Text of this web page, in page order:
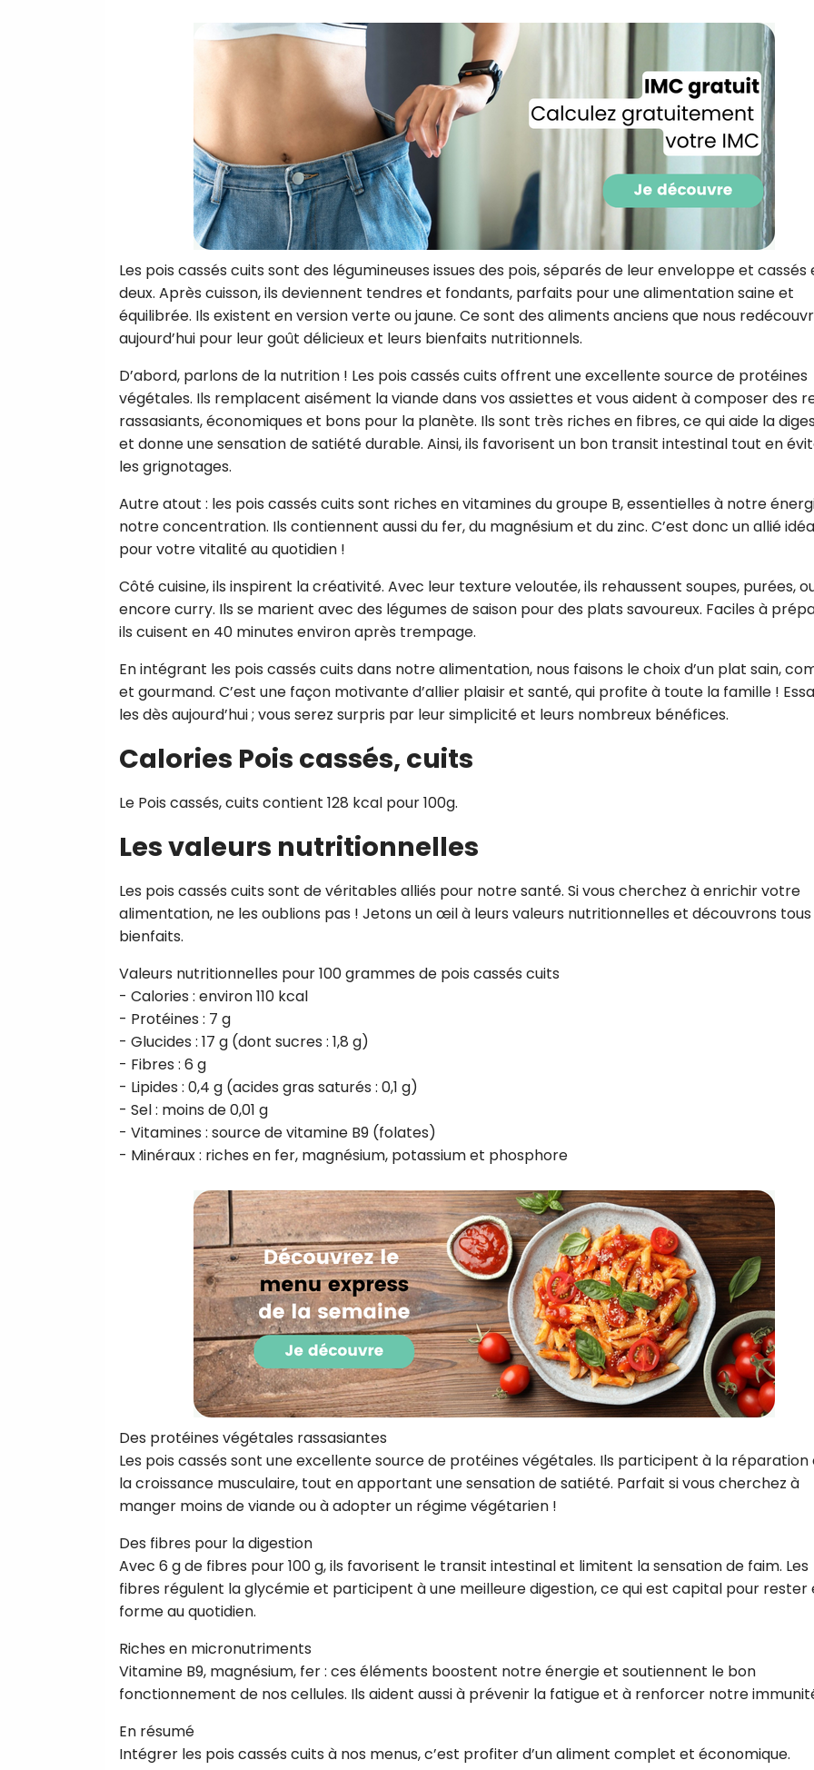
Les pois cassés cuits sont des légumineuses issues des pois, séparés de leur enveloppe et cassés
deux. Après cuisson, ils deviennent tendres et fondants, parfaits pour une alimentation saine et
équilibrée. Ils existent en version verte ou jaune. Ce sont des aliments anciens que nous
aujourd’hui pour leur goût délicieux et leurs bienfaits nutritionnels.
D’abord, parlons de la nutrition ! Les pois cassés cuits offrent une excellente source de protéines
végétales. Ils remplacent aisément la viande dans vos assiettes et vous aident à composer des
rassasiants, économiques et bons pour la planète. Ils sont très riches en fibres, ce qui aide la
et donne une sensation de satiété durable. Ainsi, ils favorisent un bon transit intestinal tout en
les grignotages.
Autre atout : les pois cassés cuits sont riches en vitamines du groupe B, essentielles à notre
notre concentration. Ils contiennent aussi du fer, du magnésium et du zinc. C’est donc un allié
pour votre vitalité au quotidien !
Côté cuisine, ils inspirent la créativité. Avec leur texture veloutée, ils rehaussent soupes, purées,
encore curry. Ils se marient avec des légumes de saison pour des plats savoureux. Faciles à
ils cuisent en 40 minutes environ après trempage.
En intégrant les pois cassés cuits dans notre alimentation, nous faisons le choix d’un plat sain,
et gourmand. C’est une façon motivante d’allier plaisir et santé, qui profite à toute la famille !
les dès aujourd’hui ; vous serez surpris par leur simplicité et leurs nombreux bénéfices.
Calories Pois cassés, cuits
Le Pois cassés, cuits contient 128 kcal pour 100g.
Les valeurs nutritionnelles
Les pois cassés cuits sont de véritables alliés pour notre santé. Si vous cherchez à enrichir votre
alimentation, ne les oublions pas ! Jetons un œil à leurs valeurs nutritionnelles et découvrons
bienfaits.
Valeurs nutritionnelles pour 100 grammes de pois cassés cuits
- Calories : environ 110 kcal
- Protéines : 7 g
- Glucides : 17 g (dont sucres : 1,8 g)
- Fibres : 6 g
- Lipides : 0,4 g (acides gras saturés : 0,1 g)
- Sel : moins de 0,01 g
- Vitamines : source de vitamine B9 (folates)
- Minéraux : riches en fer, magnésium, potassium et phosphore
Des protéines végétales rassasiantes
Les pois cassés sont une excellente source de protéines végétales. Ils participent à la réparation
la croissance musculaire, tout en apportant une sensation de satiété. Parfait si vous cherchez à
manger moins de viande ou à adopter un régime végétarien !
Des fibres pour la digestion
Avec 6 g de fibres pour 100 g, ils favorisent le transit intestinal et limitent la sensation de faim. Les
fibres régulent la glycémie et participent à une meilleure digestion, ce qui est capital pour rester
forme au quotidien.
Riches en micronutriments
Vitamine B9, magnésium, fer : ces éléments boostent notre énergie et soutiennent le bon
fonctionnement de nos cellules. Ils aident aussi à prévenir la fatigue et à renforcer notre
En résumé
Intégrer les pois cassés cuits à nos menus, c’est profiter d’un aliment complet et économique.
Recevez
recettes inédites de
!
Ainsi que la newsletter
Je consens à ce que la société
des courriels pour mesurer et
performances des campagnes.
pourrons savoir si vous ouvrez les
l'heure à laquelle vous le faites
voir notre politique de
Je reçois mon cadeau !
exercer vos droits, prenez connaissance de notreCharte
Confidentialité.